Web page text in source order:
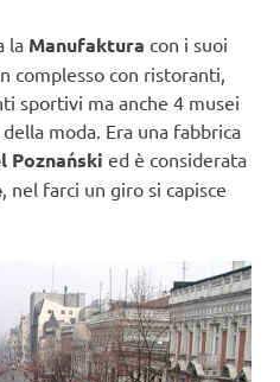
la Manufaktura con i suoi
complesso con ristoranti,
sportivi ma anche 4 musei
moda. Era una fabbrica
Poznański ed è considerata
, nel farci un giro si capisce